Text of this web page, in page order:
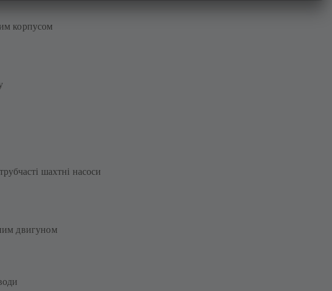
корпусом
шахтні насоси
двигуном